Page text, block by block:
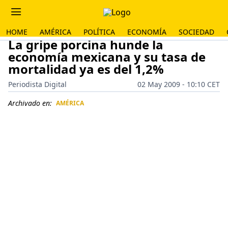
HOME AMÉRICA POLÍTICA ECONOMÍA SOCIEDAD
La gripe porcina hunde la
economía mexicana y su tasa de
mortalidad ya es del 1,2%
Periodista Digital
02 May 2009 - 10:10 CET
Archivado en: AMÉRICA